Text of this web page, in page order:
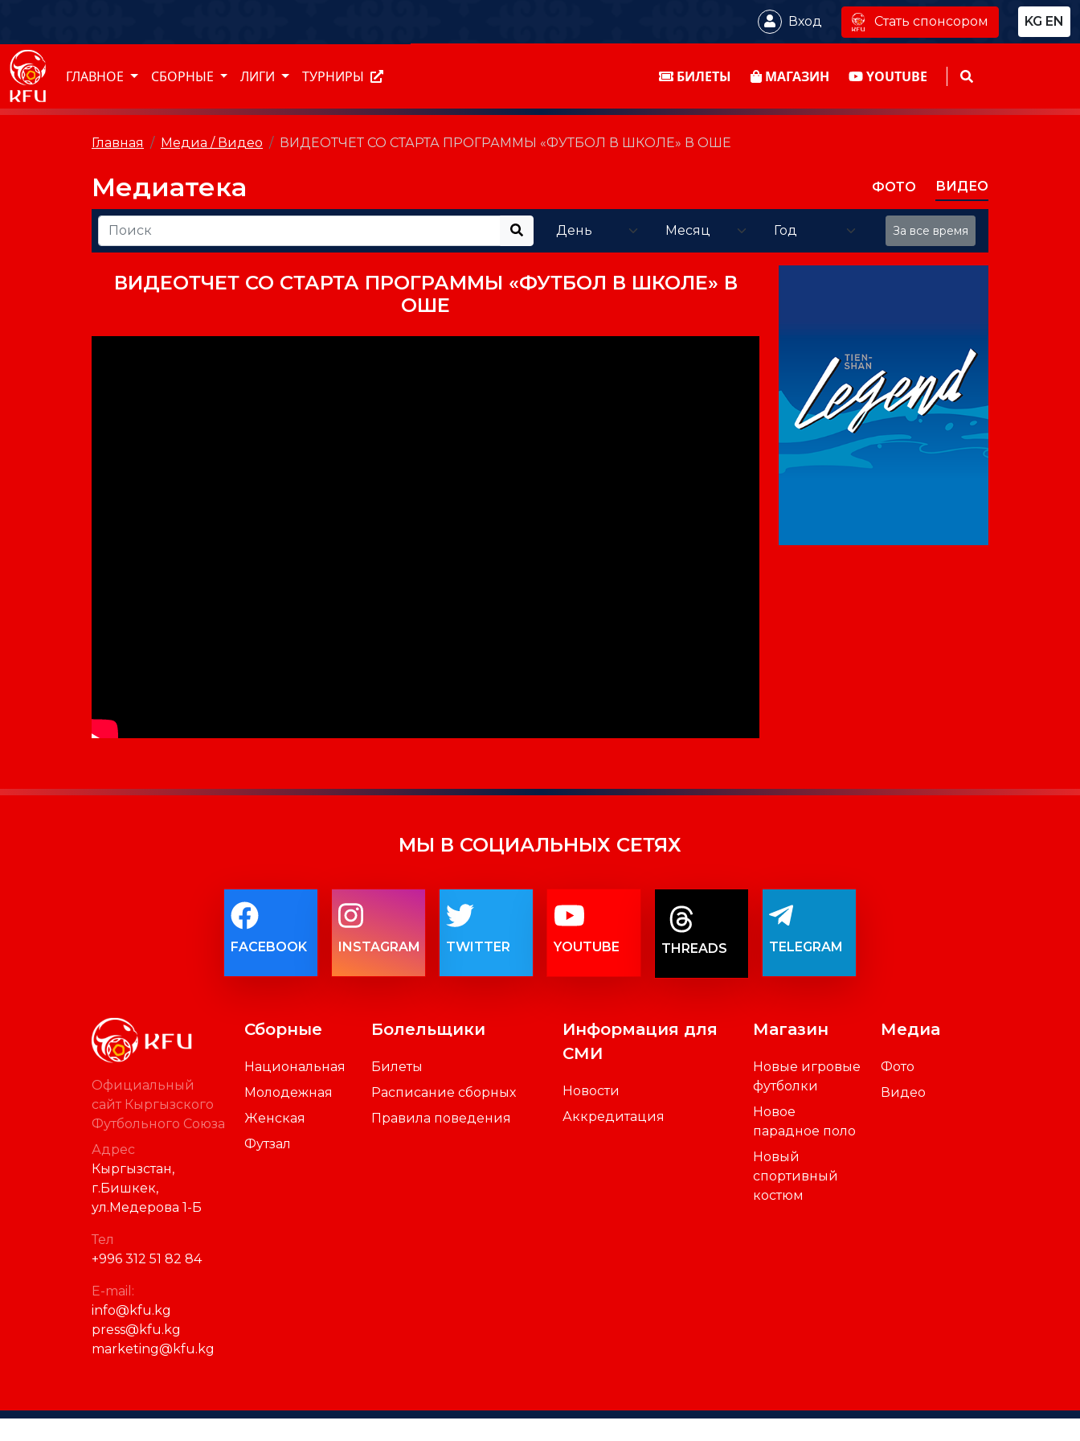
Вход Стать спонсором KG EN
ГЛАВНОЕ СБОРНЫЕ ЛИГИ ТУРНИРЫ БИЛЕТЫ МАГАЗИН YOUTUBE
Главная Медиа / Видео ВИДЕОТЧЕТ СО СТАРТА ПРОГРАММЫ «ФУТБОЛ В ШКОЛЕ» В ОШЕ
Медиатека ФОТО ВИДЕО
За все время
ВИДЕОТЧЕТ СО СТАРТА ПРОГРАММЫ «ФУТБОЛ В ШКОЛЕ» В
ОШЕ
МЫ В СОЦИАЛЬНЫХ СЕТЯХ
FACEBOOK INSTAGRAM TWITTER YOUTUBE THREADS TELEGRAM
Официальный
сайт Кыргызского
Футбольного Союза
Адрес
Кыргызстан,
г.Бишкек,
ул.Медерова 1-Б
Тел
+996 312 51 82 84
E-mail:
info@kfu.kg
press@kfu.kg
marketing@kfu.kg
Сборные
Национальная
Молодежная
Женская
Футзал
Болельщики
Билеты
Расписание сборных
Правила поведения
Информация для
СМИ
Новости
Аккредитация
Магазин
Новые игровые
футболки
Новое
парадное поло
Новый
спортивный
костюм
Медиа
Фото
Видео